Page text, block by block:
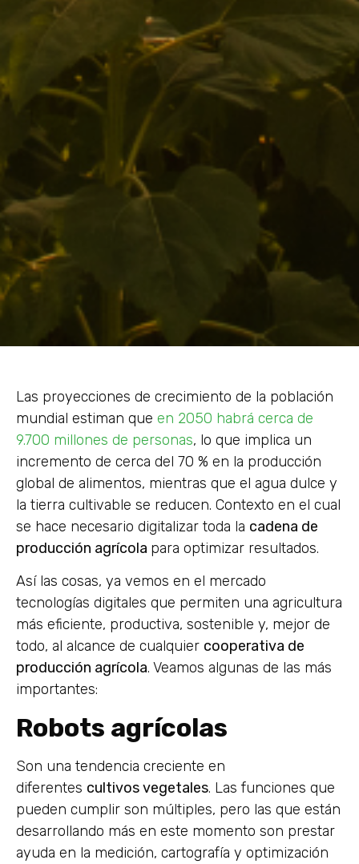
Las proyecciones de crecimiento de la población
mundial estiman que en 2050 habrá cerca de
9.700 millones de personas, lo que implica un
incremento de cerca del 70 % en la producción
global de alimentos, mientras que el agua dulce y
la tierra cultivable se reducen. Contexto en el cual
se hace necesario digitalizar toda la cadena de
producción agrícola para optimizar resultados.
Así las cosas, ya vemos en el mercado
tecnologías digitales que permiten una agricultura
más eficiente, productiva, sostenible y, mejor de
todo, al alcance de cualquier cooperativa de
producción agrícola. Veamos algunas de las más
importantes:
Robots agrícolas
Son una tendencia creciente en
diferentes cultivos vegetales. Las funciones que
pueden cumplir son múltiples, pero las que están
desarrollando más en este momento son prestar
ayuda en la medición, cartografía y optimización